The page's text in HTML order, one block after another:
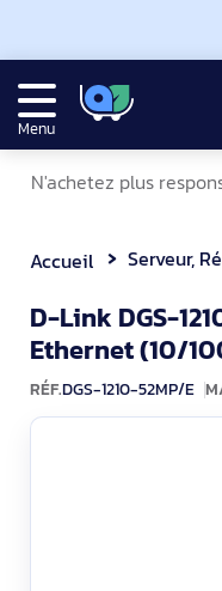
Menu
Accueil Serveur,
D-Link DGS-
Ethernet (10/
Ethernet,
RÉF.DGS-1210-52MP/E